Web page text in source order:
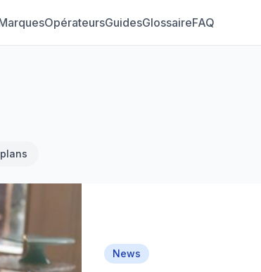
OpérateursGuidesGlossaireFAQ
News